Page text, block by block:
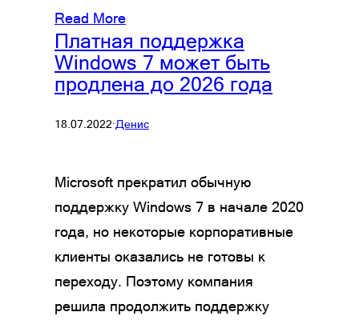
Read More
Платная поддержка
Windows 7 может быть
продлена до 2026 года
18.07.2022·Денис
Microsoft прекратил обычную
поддержку Windows 7 в начале 2020
года, но некоторые корпоративные
клиенты оказались не готовы к
переходу. Поэтому компания
решила продолжить поддержку